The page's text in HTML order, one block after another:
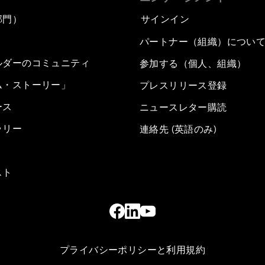
）
ーのコミュニティ
ストーリー」
リー
サインイン
パートナー（組織）につい
参加する（個人、組織）
プレスリリース登録
ニュースレター購読
連絡先 (英語のみ)
プライバシーポリシーと利用規約